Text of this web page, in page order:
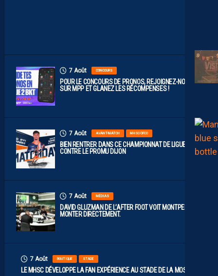
7 Août CONCOURS
POUR LE CONCOURS DE PRONOS, REJOIGNEZ-NOUS
SUR MPP ET GLANEZ LES RÉCOMPENSES !
7 Août AVANT-MATCH MHSC-DFCO
BIEN RENTRER DANS CE CHAMPIONNAT DE LIGUE 2
CONTRE LE PROMU DIJON
7 Août MÉDIAS
DAVID GLUZMAN DE L’AFTER FOOT VOIT MONTPELLIER
MONTER DIRECTEMENT.
7 Août BOUTIQUE STADE
LE MHSC DÉVELOPPE LA FAN EXPÉRIENCE AU STADE DE LA MOSSON